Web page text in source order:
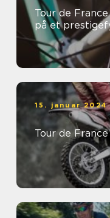
Tour de
på et
15. januar 2024
Tour de